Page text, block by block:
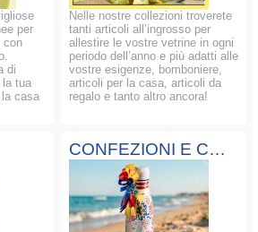
per
con
di
la tua
casa
Nelle nostre collezioni troverete
tanti articoli all’ingrosso per
allestire le vostre vetrine in ogni
periodo dell’anno e più adatti alle
vostre esigenze, bomboniere,
articoli per la casa, articoli da
regalo e tanto altro ancora!
CONFEZIONI E COMPOSIZIONI